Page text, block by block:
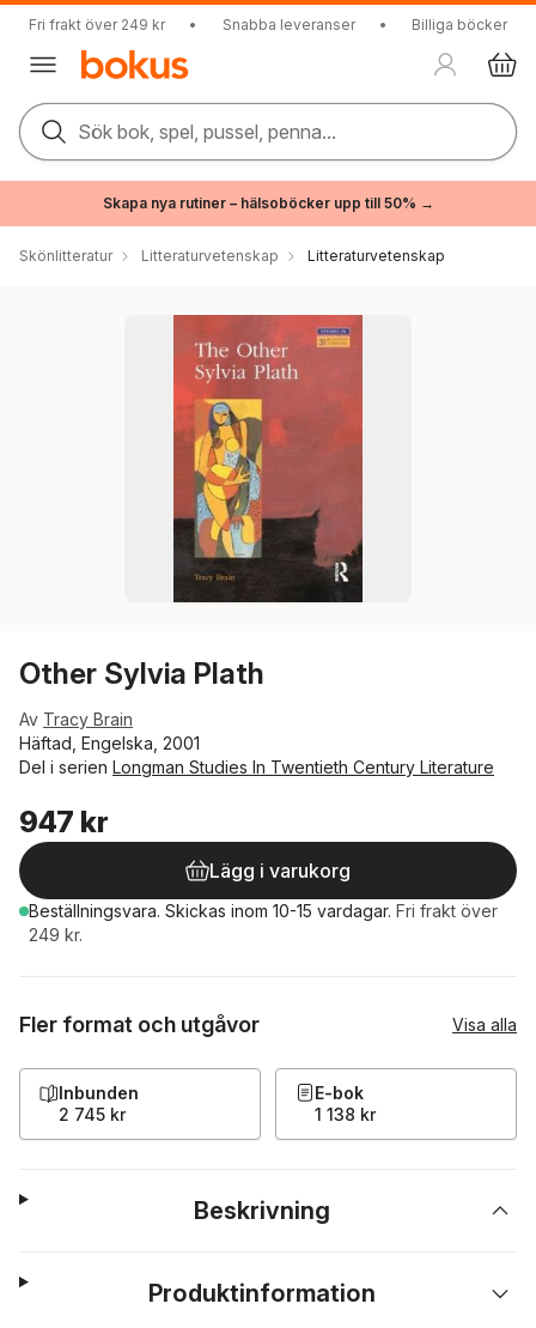
Fri frakt över 249 kr • Snabba leveranser • Billiga böcker
Sök bok, spel, pussel, penna...
Skapa nya rutiner – hälsoböcker upp till 50% →
Skönlitteratur Litteraturvetenskap Litteraturvetenskap
Other Sylvia Plath
Av Tracy Brain
Häftad, Engelska, 2001
Del i serien Longman Studies In Twentieth Century Literature
947 kr
Lägg i varukorg
Beställningsvara. Skickas inom 10-15 vardagar. Fri frakt över
249 kr.
Fler format och utgåvor Visa alla
Inbunden
2 745 kr
E-bok
1 138 kr
Beskrivning
Produktinformation